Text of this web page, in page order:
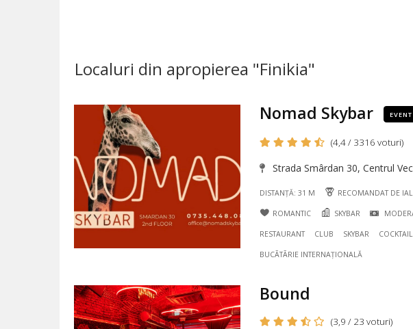
Localuri din apropierea "Finikia"
Nomad Skybar EVENT
(4,4 / 3316 voturi)
Strada Smârdan 30, Centrul
DISTANȚĂ: 31 M RECOMANDAT DE
ROMANTIC SKYBAR
RESTAURANT CLUB SKYBAR
BUCÃTÃRIE INTERNAȚIONALĂ
Bound
(3,9 / 23 voturi)